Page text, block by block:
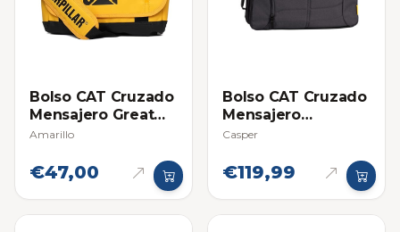
Bolso CAT Cruzado
Mensajero Great
Basin
Amarillo
€47,00
Bolso CAT Cruzado
Mensajero
Millennial
Casper
€119,99